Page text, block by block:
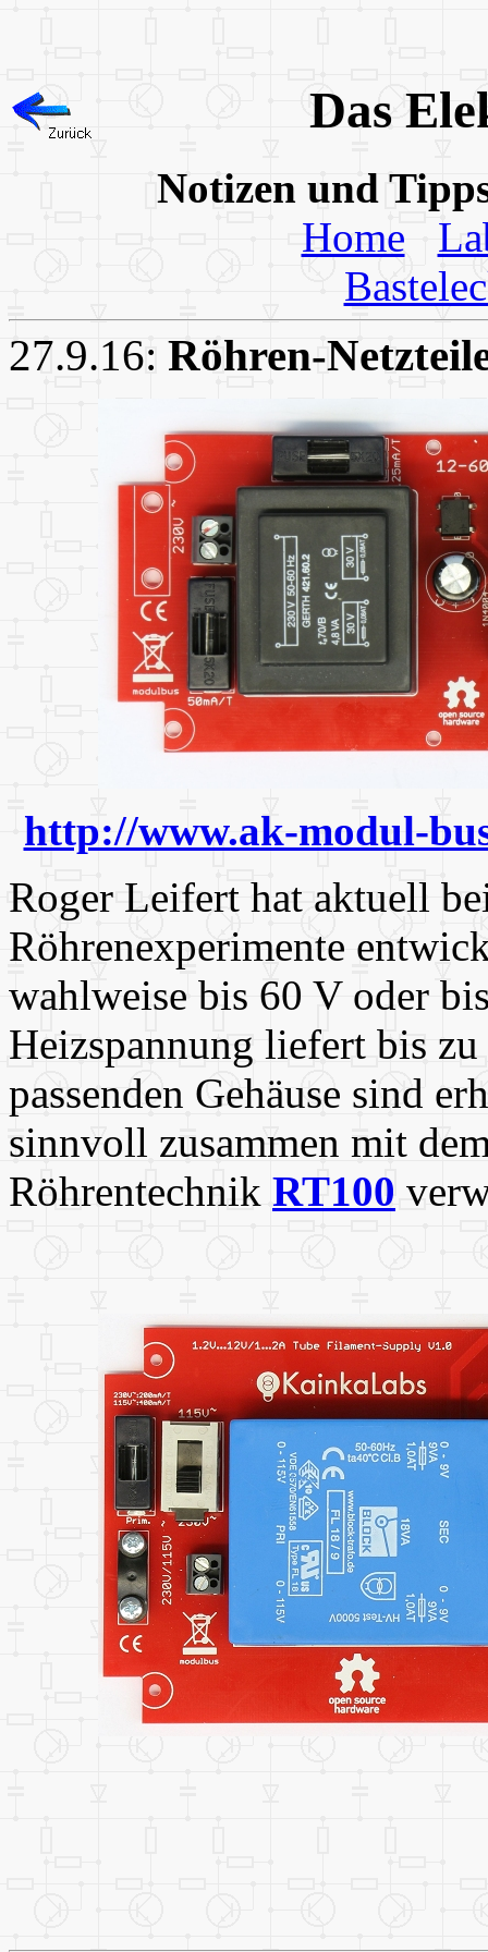
Das
Notizen und
Home
27.9.16: Röhren-
http://www.ak-modul-
Roger Leifert hat aktuell
Röhrenexperimente
wahlweise bis 60 V oder
Heizspannung liefert bis
passenden Gehäuse sind
sinnvoll zusammen mit
Röhrentechnik RT100